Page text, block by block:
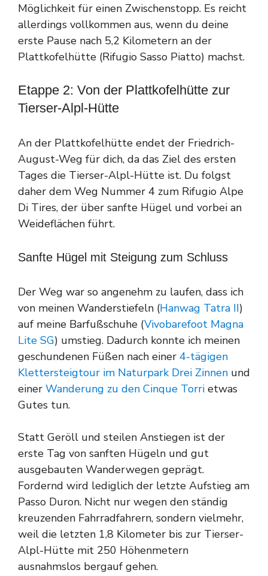
Möglichkeit für einen Zwischenstopp. Es reicht
allerdings vollkommen aus, wenn du deine
erste Pause nach 5,2 Kilometern an der
Plattkofelhütte (Rifugio Sasso Piatto) machst.
Etappe 2: Von der Plattkofelhütte zur
Tierser-Alpl-Hütte
An der Plattkofelhütte endet der Friedrich-
August-Weg für dich, da das Ziel des ersten
Tages die Tierser-Alpl-Hütte ist. Du folgst
daher dem Weg Nummer 4 zum Rifugio Alpe
Di Tires, der über sanfte Hügel und vorbei an
Weideflächen führt.
Sanfte Hügel mit Steigung zum Schluss
Der Weg war so angenehm zu laufen, dass ich
von meinen Wanderstiefeln (Hanwag Tatra II)
auf meine Barfußschuhe (Vivobarefoot Magna
Lite SG) umstieg. Dadurch konnte ich meinen
geschundenen Füßen nach einer 4-tägigen
Klettersteigtour im Naturpark Drei Zinnen und
einer Wanderung zu den Cinque Torri etwas
Gutes tun.
Statt Geröll und steilen Anstiegen ist der
erste Tag von sanften Hügeln und gut
ausgebauten Wanderwegen geprägt.
Fordernd wird lediglich der letzte Aufstieg am
Passo Duron. Nicht nur wegen den ständig
kreuzenden Fahrradfahrern, sondern vielmehr,
weil die letzten 1,8 Kilometer bis zur Tierser-
Alpl-Hütte mit 250 Höhenmetern
ausnahmslos bergauf gehen.